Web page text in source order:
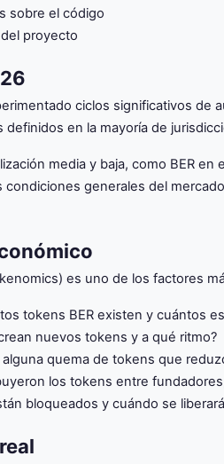
sobre el código
proyecto
ciclos significativos de
definidos en la mayoría de
media y baja, como BER
condiciones generales del
es uno de los factores
tokens BER existen y cuántos
nuevos tokens y a qué ritmo?
alguna quema de tokens que
los tokens entre
bloqueados y cuándo se